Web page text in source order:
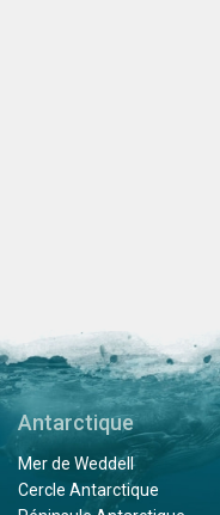
Antarctique
Mer de Weddell
Cercle Antarctique